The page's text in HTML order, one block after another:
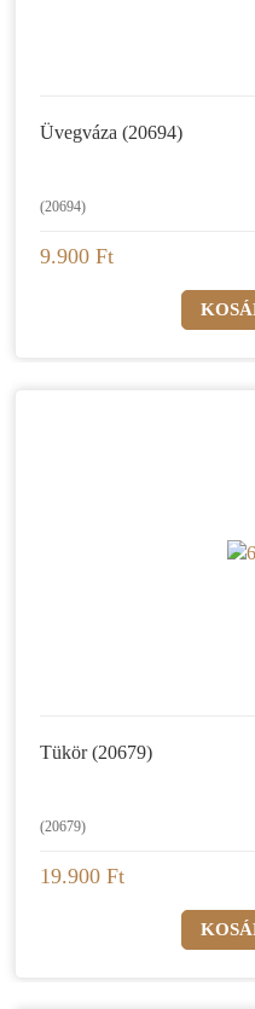
Üvegváza (20694)
(20694)
9.900 Ft
Tükör (20679)
(20679)
19.900 Ft